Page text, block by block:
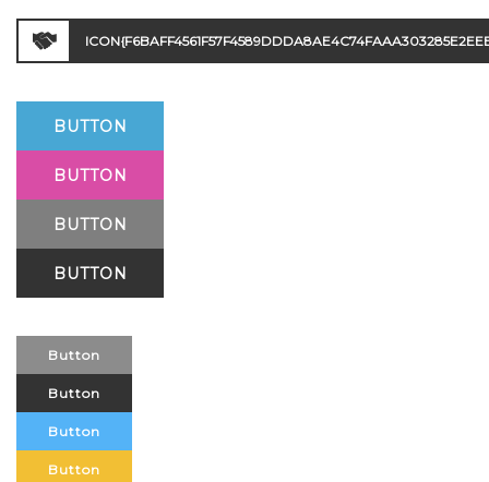
BUTTON
BUTTON
BUTTON
BUTTON
Button
Button
Button
Button